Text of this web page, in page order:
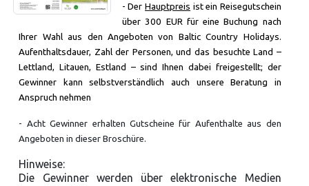
- DerHauptpreis ist ein Reisegutschein
über 300 EUR für eine Buchung nach
Ihrer Wahl aus den Angeboten von Baltic Country Holidays.
Aufenthaltsdauer, Zahl der Personen, und das besuchte Land –
Lettland, Litauen, Estland – sind Ihnen dabei freigestellt; der
Gewinner kann selbstverständlich auch unsere Beratung in
Anspruch nehmen
- Acht Gewinner erhalten Gutscheine für Aufenthalte aus den
Angeboten in dieser Broschüre.
Hinweise:
Die Gewinner werden über elektronische Medien